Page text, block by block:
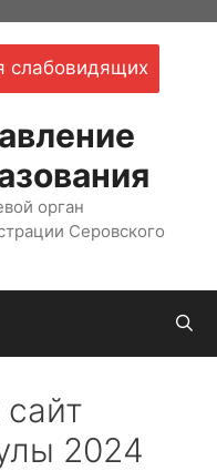
слабовидящих
орган
Серовского
2024